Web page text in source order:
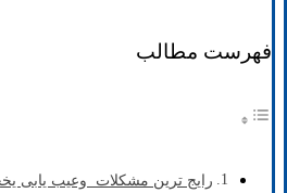
فهرست مطالب
رایج ترین مشکلات وعیب یابی